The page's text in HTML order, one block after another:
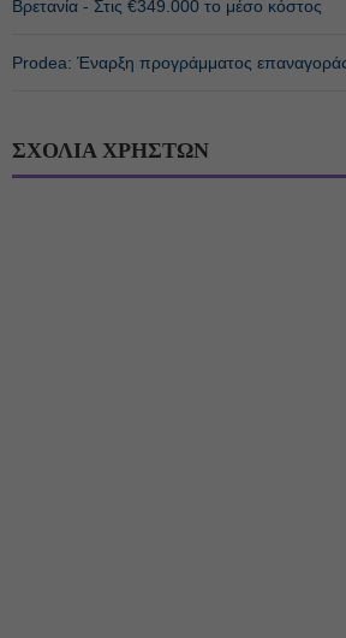
Βρετανία - Στις €349.000 το μέσο κόστος
Prodea: Έναρξη προγράμματος
ΣΧΟΛΙΑ ΧΡΗΣΤΩΝ